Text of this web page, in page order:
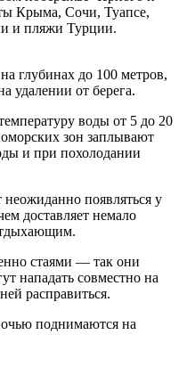
Крыма, Сочи, Туапсе,
и пляжи Турции.
глубинах до 100 метров,
удалении от берега.
воды от 5 до 20
зон заплывают
и при похолодании
появляться у
доставляет немало
стаями — так они
нападать совместно на
расправиться.
поднимаются на